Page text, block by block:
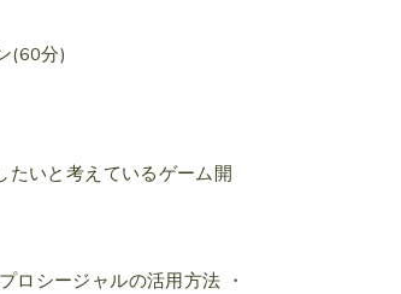
(60分)
たいと考えているゲーム開
ロシージャルの活用方法 ・